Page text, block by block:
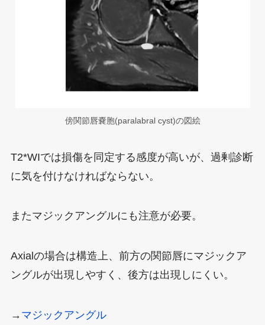
傍関節唇嚢胞(paralabral cyst)の図絵
T2*WIでは損傷を同定する感度が高いが、過剰診断
に気を付けなければならない。
またマジックアングルにも注意が必要。
Axialの場合は構造上、前方の関節唇にマジックア
ングルが出現しやすく、後方は出現しにくい。
→ マジックアングル